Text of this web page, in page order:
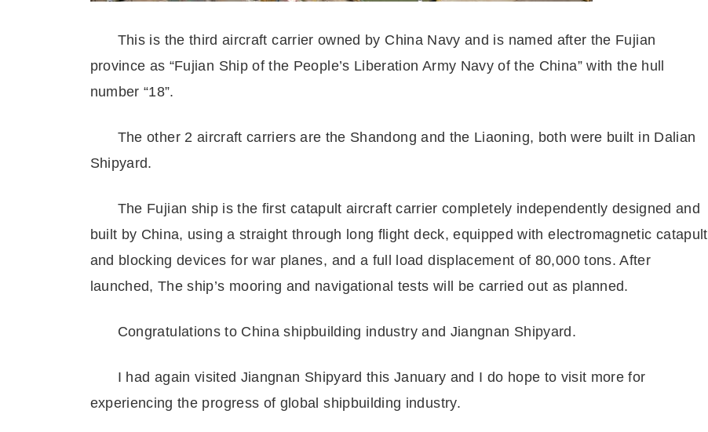
This is the third aircraft carrier owned by China Navy and is named after the Fujian
province as “Fujian Ship of the People’s Liberation Army Navy of the China” with the hull
number “18”.
The other 2 aircraft carriers are the Shandong and the Liaoning, both were built in Dalian
Shipyard.
The Fujian ship is the first catapult aircraft carrier completely independently designed and
built by China, using a straight through long flight deck, equipped with electromagnetic catapult
and blocking devices for war planes, and a full load displacement of 80,000 tons. After
launched, The ship’s mooring and navigational tests will be carried out as planned.
Congratulations to China shipbuilding industry and Jiangnan Shipyard.
I had again visited Jiangnan Shipyard this January and I do hope to visit more for
experiencing the progress of global shipbuilding industry.